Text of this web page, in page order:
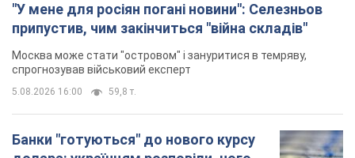
"У мене для росіян погані новини": Селезньов
припустив, чим закінчиться "війна складів"
Москва може стати "островом" і зануритися в темряву,
спрогнозував військовий експерт
5.08.2026 16:00 59,8 т.
Банки "готуються" до нового курсу